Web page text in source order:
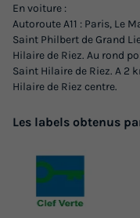
En voiture :
Autoroute A11 : Paris, Le
Saint Philbert de Grand
Hilaire de Riez. Au rond
Saint Hilaire de Riez. A 2
Hilaire de Riez centre.
Les labels obtenus